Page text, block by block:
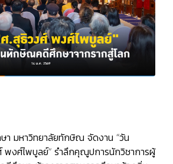
มหาวิทยาลัยทักษิณ จัดงาน “วัน
พงศ์ไพบูลย์” รำลึกคุณูปการนักวิชาการผู้